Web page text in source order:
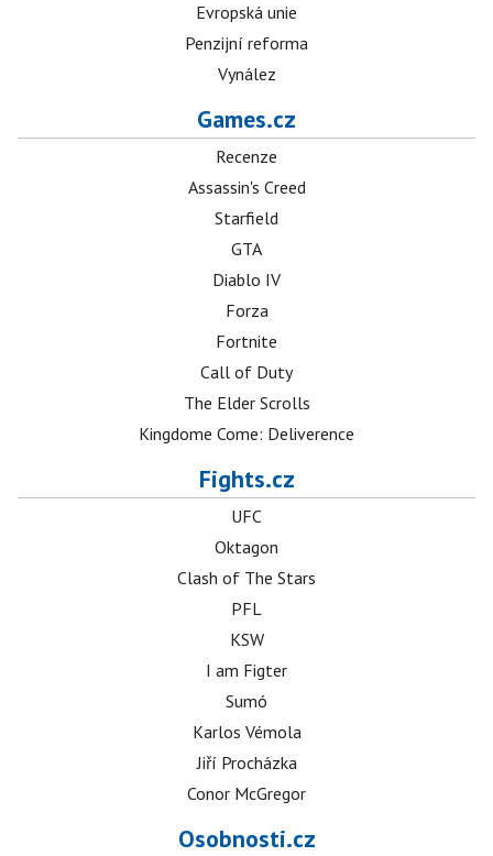
Evropská unie
Penzijní reforma
Vynález
Games.cz
Recenze
Assassin's Creed
Starfield
GTA
Diablo IV
Forza
Fortnite
Call of Duty
The Elder Scrolls
Kingdome Come: Deliverence
Fights.cz
UFC
Oktagon
Clash of The Stars
PFL
KSW
I am Figter
Sumó
Karlos Vémola
Jiří Procházka
Conor McGregor
Osobnosti.cz